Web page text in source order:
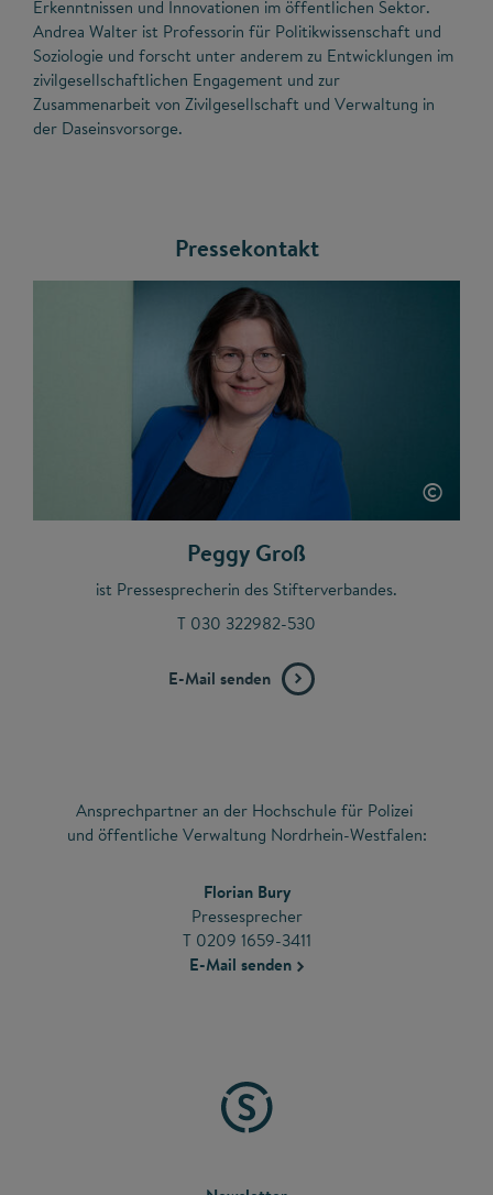
Erkenntnissen und Innovationen im öffentlichen Sektor.
Andrea Walter ist Professorin für Politikwissenschaft und
Soziologie und forscht unter anderem zu Entwicklungen im
zivilgesellschaftlichen Engagement und zur
Zusammenarbeit von Zivilgesellschaft und Verwaltung in
der Daseinsvorsorge.
Pressekontakt
©
Peggy Groß
ist Pressesprecherin des Stifterverbandes.
T 030 322982-530
E-Mail senden
Ansprechpartner an der Hochschule für Polizei
und öffentliche Verwaltung Nordrhein-Westfalen:
Florian Bury
Pressesprecher
T 0209 1659-3411
E-Mail senden